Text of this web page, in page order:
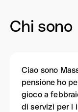
Chi sono
Ciao sono
pensione ho
gioco a
di servizi per l